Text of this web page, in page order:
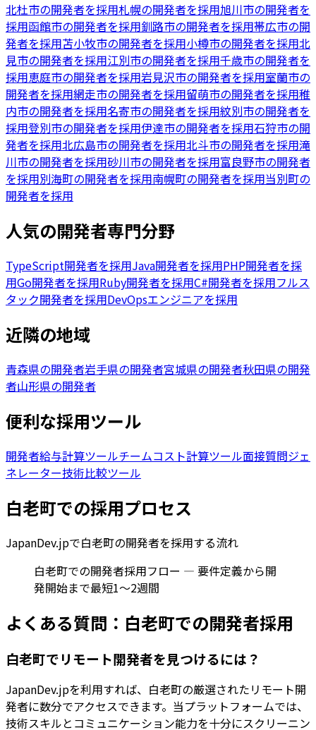
北杜市の開発者を採用札幌の開発者を採用旭川市の開発者を
採用函館市の開発者を採用釧路市の開発者を採用帯広市の開
発者を採用苫小牧市の開発者を採用小樽市の開発者を採用北
見市の開発者を採用江別市の開発者を採用千歳市の開発者を
採用恵庭市の開発者を採用岩見沢市の開発者を採用室蘭市の
開発者を採用網走市の開発者を採用留萌市の開発者を採用稚
内市の開発者を採用名寄市の開発者を採用紋別市の開発者を
採用登別市の開発者を採用伊達市の開発者を採用石狩市の開
発者を採用北広島市の開発者を採用北斗市の開発者を採用滝
川市の開発者を採用砂川市の開発者を採用富良野市の開発者
を採用別海町の開発者を採用南幌町の開発者を採用当別町の
開発者を採用
人気の開発者専門分野
TypeScript開発者を採用Java開発者を採用PHP開発者を採
用Go開発者を採用Ruby開発者を採用C#開発者を採用フルス
タック開発者を採用DevOpsエンジニアを採用
近隣の地域
青森県の開発者岩手県の開発者宮城県の開発者秋田県の開発
者山形県の開発者
便利な採用ツール
開発者給与計算ツールチームコスト計算ツール面接質問ジェ
ネレーター技術比較ツール
白老町での採用プロセス
JapanDev.jpで白老町の開発者を採用する流れ
白老町での開発者採用フロー — 要件定義から開
発開始まで最短1〜2週間
よくある質問： 白老町での開発者採用
白老町でリモート開発者を見つけるには？
JapanDev.jpを利用すれば、白老町の厳選されたリモート開
発者に数分でアクセスできます。当プラットフォームでは、
技術スキルとコミュニケーション能力を十分にスクリーニン